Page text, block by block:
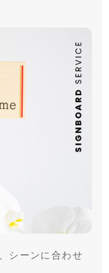
シーンに合わせ